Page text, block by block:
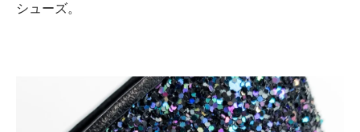
シューズ。